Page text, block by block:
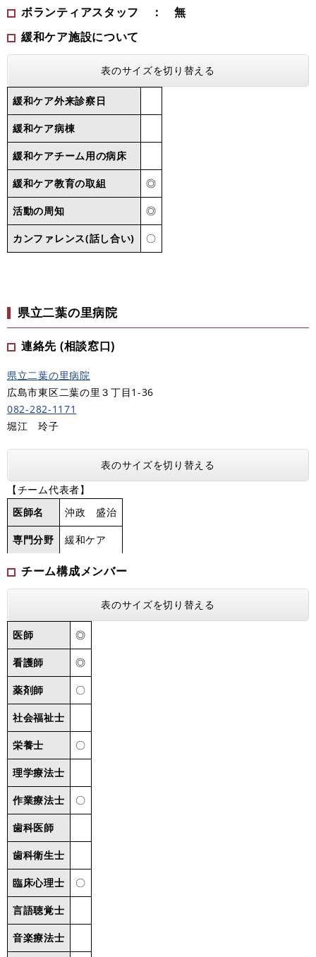
ボランティアスタッフ ： 無
緩和ケア施設について
表のサイズを切り替える
緩和ケア外来診察日
緩和ケア病棟
緩和ケアチーム用の病床
緩和ケア教育の取組 ◎
活動の周知 ◎
カンファレンス(話し合い) 〇
県立二葉の里病院
連絡先 (相談窓口)
県立二葉の里病院
広島市東区二葉の里３丁目1-36
082-282-1171
堀江 玲子
表のサイズを切り替える
【チーム代表者】
医師名
沖政 盛治
専門分野 緩和ケア
チーム構成メンバー
表のサイズを切り替える
医師 ◎
看護師 ◎
薬剤師 〇
社会福祉士
栄養士 〇
理学療法士
作業療法士 〇
歯科医師
歯科衛生士
臨床心理士 〇
言語聴覚士
音楽療法士